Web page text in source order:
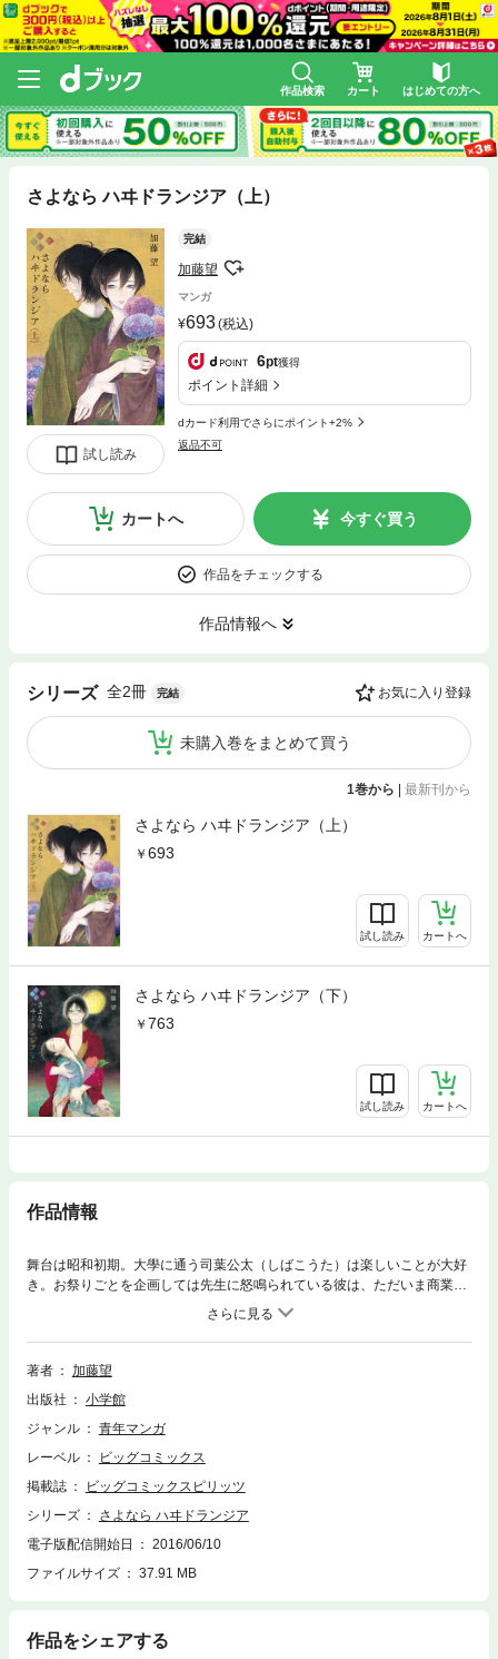
作品検索 カート はじめての方へ
さよなら ハヰドランジア（上）
試し読み
完結
加藤望
マンガ
693(税込)
6pt獲得
ポイント詳細
dカード利用でさらにポイント+2%
返品不可
カートへ 今すぐ買う
作品をチェックする
作品情報へ
シリーズ 全2冊 完結 お気に入り登録
未購入巻をまとめて買う
1巻から | 最新刊から
さよなら ハヰドランジア（上）
693
試し読み カートへ
さよなら ハヰドランジア（下）
763
試し読み カートへ
作品情報
舞台は昭和初期。大學に通う司葉公太（しばこうた）は楽しいことが大好
き。お祭りごとを企画しては先生に怒鳴られている彼は、ただいま商業演
劇＝「レビュー」に夢中。歌も劇もお笑いも風刺も織り交ぜた庶民のため
の娯楽、レビューを楽しむ観客の笑顔が、公太の希望。さっそく、大學O
Bが集まる開校記念式でゲリラショーを開こうと画策中、花形役者として
大學首席の美青年、日下真一郎（くさかしんいちろう）に目をつける。公
プのちがう公太がなぜからんでくるのか理解できなくて……
著者
加藤望
出版社
小学館
ジャンル
青年マンガ
レーベル
ビッグコミックス
掲載誌
ビッグコミックスピリッツ
シリーズ
さよなら ハヰドランジア
電子版配信開始日
2016/06/10
ファイルサイズ
37.91 MB
作品をシェアする